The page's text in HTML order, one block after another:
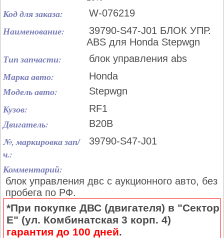
Код для заказа: W-076219
Наименование:
39790-S47-J01 БЛОК УПР.
ABS для Honda Stepwgn
Тип запчасти: блок управления abs
Марка авто: Honda
Модель авто: Stepwgn
Кузов: RF1
Двигатель: B20B
№, маркировка зап/
ч.:
39790-S47-J01
Комментарий:
блок управления двс с аукционного авто, без
пробега по РФ.
*При покупке ДВС (двигателя) в "Сектор
Е" (ул. Комбинатская 3 корп. 4)
гарантия до 100 дней.